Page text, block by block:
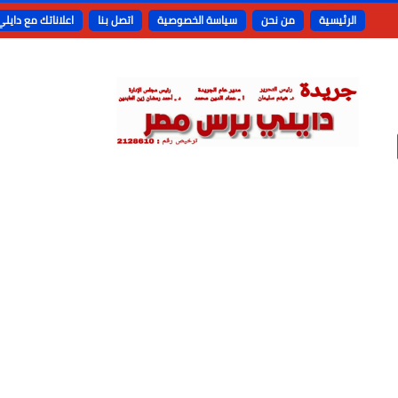
الرئيسية من نحن سياسة الخصوصية اتصل بنا اعلاناتك مع